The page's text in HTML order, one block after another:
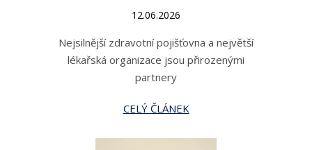
12.06.2026
Nejsilnější zdravotní pojišťovna a největší
lékařská organizace jsou přirozenými
partnery
CELÝ ČLÁNEK